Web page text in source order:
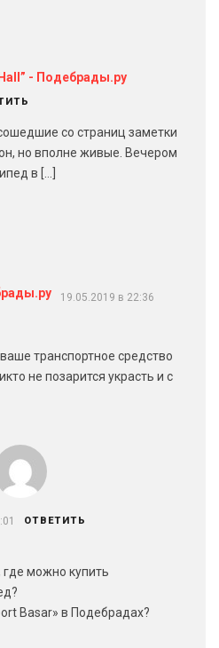
- Подебрады.ру
со страниц заметки
но вполне живые. Вечером
в […]
19.05.2019 в 22:36
транспортное средство
не позарится украсть и с
ОТВЕТИТЬ
где можно купить
Basar» в Подебрадах?